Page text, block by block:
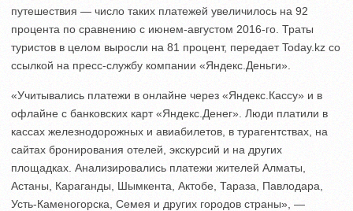
путешествия — число таких платежей увеличилось на 92
процента по сравнению с июнем-августом 2016-го. Траты
туристов в целом выросли на 81 процент, передает Today.kz со
ссылкой на пресс-службу компании «Яндекс.Деньги».
«Учитывались платежи в онлайне через «Яндекс.Кассу» и в
офлайне с банковских карт «Яндекс.Денег». Люди платили в
кассах железнодорожных и авиабилетов, в турагентствах, на
сайтах бронирования отелей, экскурсий и на других
площадках. Анализировались платежи жителей Алматы,
Астаны, Караганды, Шымкента, Актобе, Тараза, Павлодара,
Усть-Каменогорска, Семея и других городов страны», —